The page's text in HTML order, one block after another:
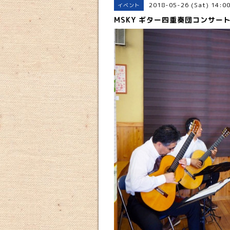
イベント 2018-05-26 (Sat)
MSKY ギター四重奏団コンサー